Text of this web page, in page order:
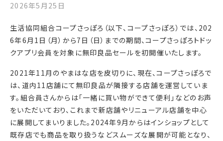
2026年5月25日
生活協同組合コープさっぽろ（以下、コープさっぽろ）では、202
6年6月1日（月）から7日（日）までの期間、コープさっぽろトドッ
クアプリ会員を対象に無印良品セールを初開催いたします。
2021年11月のやまはな店を皮切りに、現在、コープさっぽろで
は、道内11店舗にて無印良品が隣接する店舗を運営していま
す。組合員さんからは「一緒に買い物ができて便利」などのお声
をいただいており、これまで新店舗やリニューアル店舗を中心
に展開してまいりました。2024年9月からはインショップとして
既存店でも商品を取り扱うなどスムーズな展開が可能となり、